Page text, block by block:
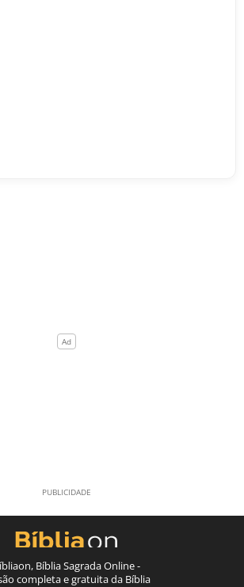
Bíblia Sagrada Online -
completa e gratuita da Bíblia